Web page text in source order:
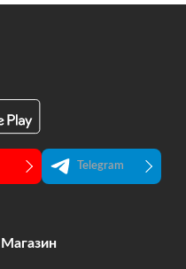
Telegram
Магазин